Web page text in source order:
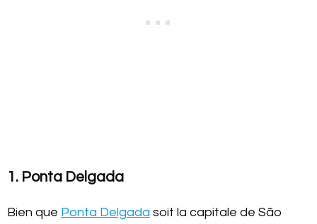
1. Ponta Delgada
Bien que Ponta Delgada soit la capitale de São